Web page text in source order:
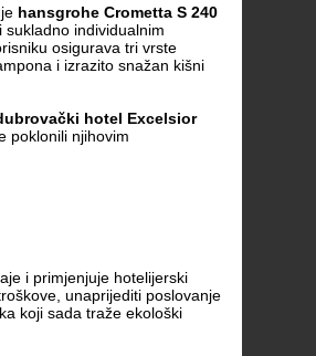
hansgrohe Crometta S 240
individualnim
osigurava tri vrste
i izrazito snažan kišni
hotel Excelsior
poklonili njihovim
i primjenjuje hotelijerski
unaprijediti poslovanje
koji sada traže ekološki